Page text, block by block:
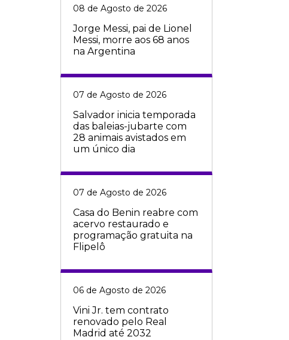
08 de Agosto de 2026
Jorge Messi, pai de Lionel
Messi, morre aos 68 anos
na Argentina
07 de Agosto de 2026
Salvador inicia temporada
das baleias-jubarte com
28 animais avistados em
um único dia
07 de Agosto de 2026
Casa do Benin reabre com
acervo restaurado e
programação gratuita na
Flipelô
06 de Agosto de 2026
Vini Jr. tem contrato
renovado pelo Real
Madrid até 2032